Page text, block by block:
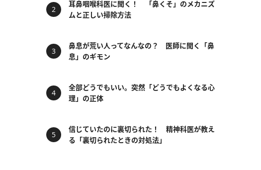
耳鼻咽喉科医に聞く！ 「鼻くそ」のメカニズ
ムと正しい掃除方法
鼻息が荒い人ってなんなの？ 医師に聞く「鼻
息」のギモン
全部どうでもいい。突然「どうでもよくなる心
理」の正体
信じていたのに裏切られた！ 精神科医が教え
る「裏切られたときの対処法」